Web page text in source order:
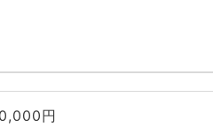
円